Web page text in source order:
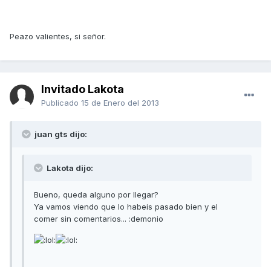
Peazo valientes, si señor.
Invitado Lakota
Publicado 15 de Enero del 2013
juan gts dijo:
Lakota dijo:
Bueno, queda alguno por llegar?
Ya vamos viendo que lo habeis pasado bien y el
comer sin comentarios... :demonio